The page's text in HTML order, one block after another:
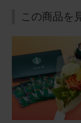
誕生日プレゼ
母の誕生日プ
自分で買うの
らえました。
この商品を